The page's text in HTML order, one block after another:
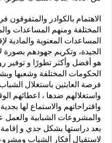
الاهتمام بالكوادر والمتفوقون
المختلفة ومنهم المساعدات
المساعدات المعنوية والمادية
الجيدة، وتكريم جهودهم
هو أفضل وأكثر تطورًا و توفير
الحكومات المختلفة وشعبها
فرصة العابثين باستغلال
واستغلالهم ضدها ، اعطائهم
واقتراحاتهم والاستماع لها
والمشروعات الشبابية والعمل
بعد دراستها بشكل جدي و إقامة
لاستقبال أفكار الشباب